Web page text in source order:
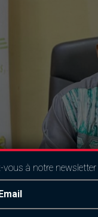
vous à notre